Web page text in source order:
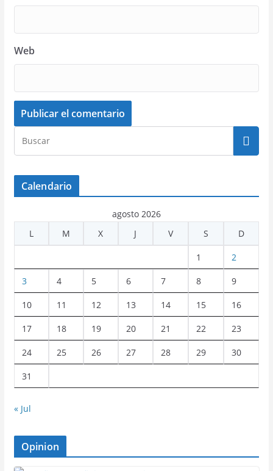
Web
Calendario
agosto 2026
L
M X J V S D
1 2
3 4 5 6 7 8 9
10 11 12 13 14 15 16
17 18 19 20 21 22 23
24 25 26 27 28 29 30
31
« Jul
Opinion